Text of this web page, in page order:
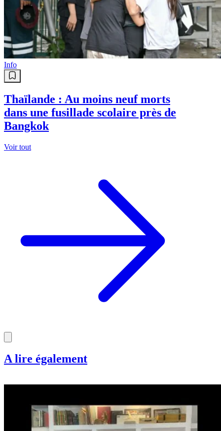
Info
Thaïlande : Au moins neuf morts
dans une fusillade scolaire près de
Bangkok
Voir tout
A lire également